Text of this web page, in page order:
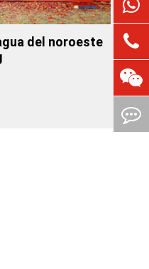
del noroeste